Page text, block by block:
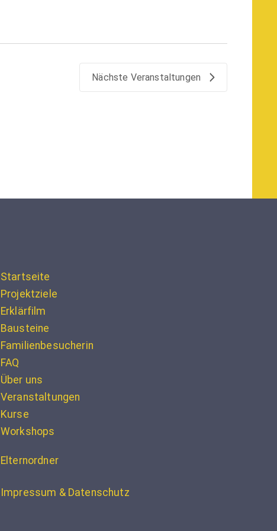
Nächste Veranstaltungen
Startseite
Projektziele
Erklärfilm
Bausteine
Familienbesucherin
FAQ
Über uns
Veranstaltungen
Kurse
Workshops
Elternordner
Impressum & Datenschutz